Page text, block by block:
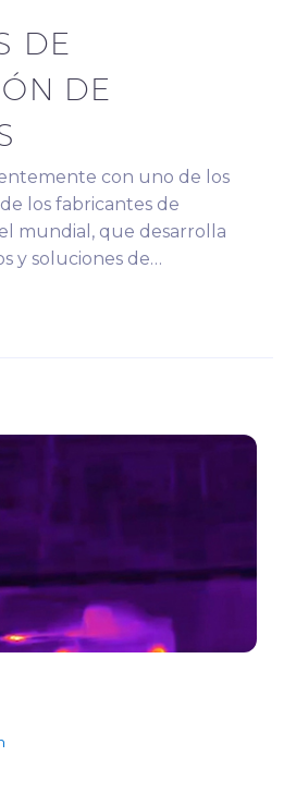
DE
DE
con uno de los
los fabricantes de
mundial, que desarrolla
y soluciones de…